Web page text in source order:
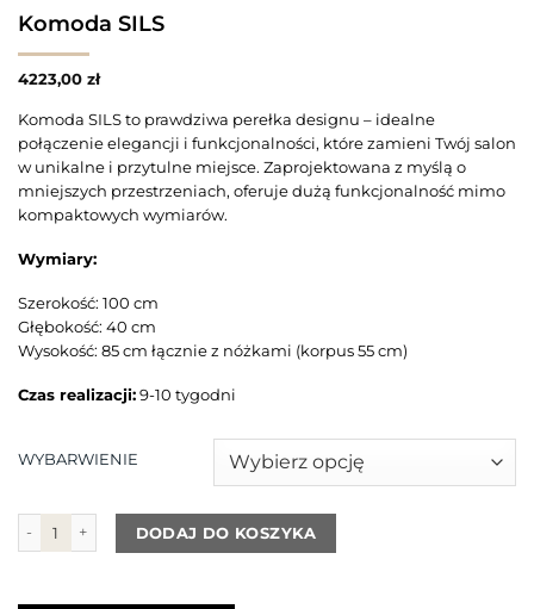
Komoda SILS
4223,00 zł
Komoda SILS to prawdziwa perełka designu – idealne
połączenie elegancji i funkcjonalności, które zamieni Twój salon
w unikalne i przytulne miejsce. Zaprojektowana z myślą o
mniejszych przestrzeniach, oferuje dużą funkcjonalność mimo
kompaktowych wymiarów.
Wymiary:
Szerokość: 100 cm
Głębokość: 40 cm
Wysokość: 85 cm łącznie z nóżkami (korpus 55 cm)
Czas realizacji:9-10 tygodni
WYBARWIENIE
ilość Komoda SILSDODAJ DO KOSZYKA